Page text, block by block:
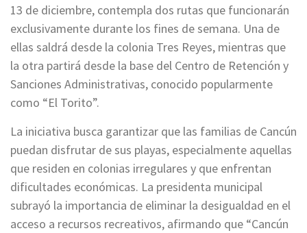
13 de diciembre, contempla dos rutas que funcionarán
exclusivamente durante los fines de semana. Una de
ellas saldrá desde la colonia Tres Reyes, mientras que
la otra partirá desde la base del Centro de Retención y
Sanciones Administrativas, conocido popularmente
como “El Torito”.
La iniciativa busca garantizar que las familias de Cancún
puedan disfrutar de sus playas, especialmente aquellas
que residen en colonias irregulares y que enfrentan
dificultades económicas. La presidenta municipal
subrayó la importancia de eliminar la desigualdad en el
acceso a recursos recreativos, afirmando que “Cancún